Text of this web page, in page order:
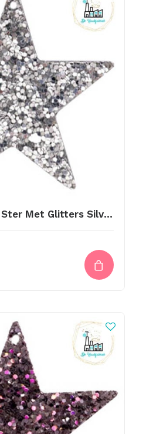
Imi Leer Hangers Ster Met Glitters Silver 5cm